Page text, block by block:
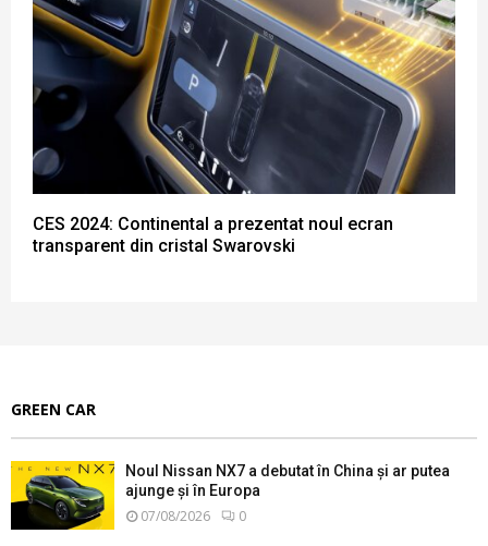
CES 2024: Continental a prezentat noul ecran
transparent din cristal Swarovski
GREEN CAR
Noul Nissan NX7 a debutat în China și ar putea
ajunge și în Europa
07/08/2026 0